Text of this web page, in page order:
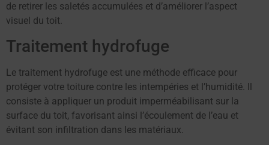
de retirer les saletés accumulées et d’améliorer l’aspect
visuel du toit.
Traitement hydrofuge
Le traitement hydrofuge est une méthode efficace pour
protéger votre toiture contre les intempéries et l’humidité. Il
consiste à appliquer un produit imperméabilisant sur la
surface du toit, favorisant ainsi l’écoulement de l’eau et
évitant son infiltration dans les matériaux.